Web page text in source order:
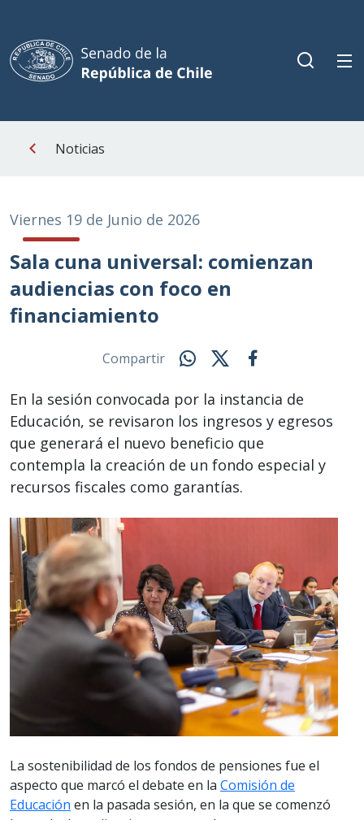
Noticias
Viernes 19 de Junio de 2026
Sala cuna universal: comienzan
audiencias con foco en
financiamiento
Compartir
En la sesión convocada por la instancia de
Educación, se revisaron los ingresos y egresos
que generará el nuevo beneficio que
contempla la creación de un fondo especial y
recursos fiscales como garantías.
La sostenibilidad de los fondos de pensiones fue el
aspecto que marcó el debate en la Comisión de
Educación en la pasada sesión, en la que se comenzó